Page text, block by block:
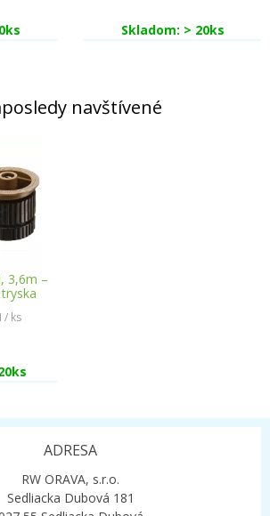
Skladom: > 20ks
navštívené
3,6m –
/ ks
ADRESA
RW ORAVA, s.r.o.
Sedliacka Dubová 181